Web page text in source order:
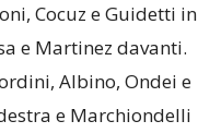
Cocuz e Guidetti in
e Martinez davanti.
Albino, Ondei e
e Marchiondelli